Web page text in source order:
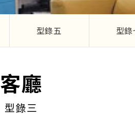
型錄五 型
客廳
型錄三